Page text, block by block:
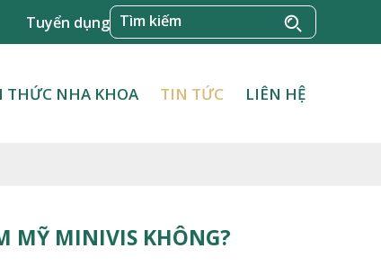
Tuyển dụng
THỨC NHA KHOA TIN TỨC LIÊN HỆ
MỸ MINIVIS KHÔNG?